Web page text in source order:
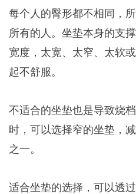
每个人的臀形都不相同，
所有的人。坐垫本身的支
宽度，太宽、太窄、太软
起不舒服。
不适合的坐垫也是导致烧
时，可以选择窄的坐垫，
之一。
适合坐垫的选择，可以透